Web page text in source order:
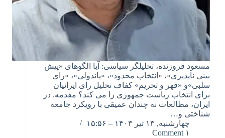
مسعود فروزنده، تحلیلگر سیاسی: آیا الگوهای «پیش
بینی ناپذیری»، «انتخاب محدود»، «پاندولی»، «رای
سلبی»و «قهر و تحریم» کفاف تحلیل رای ایرانیان
برای انتخاب ریاست جمهوری را می کند؟ مقدمه. در
ایران، مطالعات نه چندان عمیقی با رویکرد جامعه
شناختی و…
چهارشنبه, ۱۳ تیر ۱۴۰۳ – ۱۵:۵۶
۱ Comment